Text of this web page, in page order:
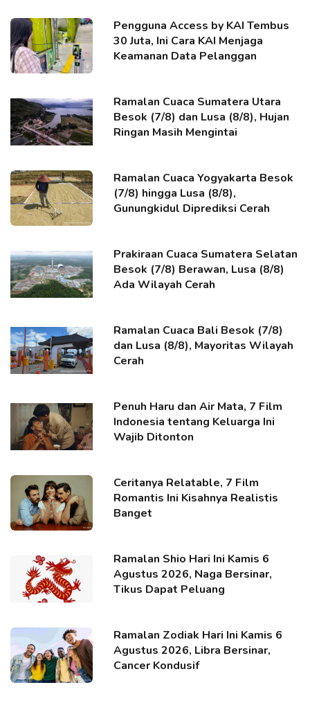
Pengguna Access by KAI Tembus
30 Juta, Ini Cara KAI Menjaga
Keamanan Data Pelanggan
Ramalan Cuaca Sumatera Utara
Besok (7/8) dan Lusa (8/8), Hujan
Ringan Masih Mengintai
Ramalan Cuaca Yogyakarta Besok
(7/8) hingga Lusa (8/8),
Gunungkidul Diprediksi Cerah
Prakiraan Cuaca Sumatera Selatan
Besok (7/8) Berawan, Lusa (8/8)
Ada Wilayah Cerah
Ramalan Cuaca Bali Besok (7/8)
dan Lusa (8/8), Mayoritas Wilayah
Cerah
Penuh Haru dan Air Mata, 7 Film
Indonesia tentang Keluarga Ini
Wajib Ditonton
Ceritanya Relatable, 7 Film
Romantis Ini Kisahnya Realistis
Banget
Ramalan Shio Hari Ini Kamis 6
Agustus 2026, Naga Bersinar,
Tikus Dapat Peluang
Ramalan Zodiak Hari Ini Kamis 6
Agustus 2026, Libra Bersinar,
Cancer Kondusif